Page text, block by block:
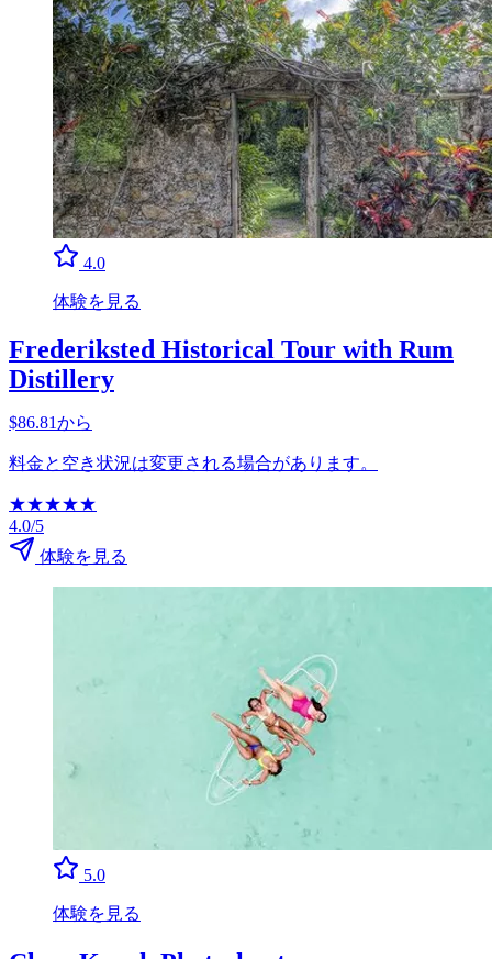
4.0
体験を見る
Frederiksted Historical Tour with Rum
Distillery
$86.81から
料金と空き状況は変更される場合があります。
★★★★★
4.0/5
体験を見る
5.0
体験を見る